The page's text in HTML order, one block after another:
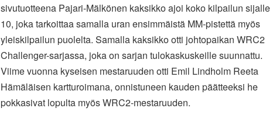
sivutuotteena Pajari-Mälkönen kaksikko ajoi koko kilpailun sijalle
10, joka tarkoittaa samalla uran ensimmäistä MM-pistettä myös
yleiskilpailun puolelta. Samalla kaksikko otti johtopaikan WRC2
Challenger-sarjassa, joka on sarjan tulokaskuskeille suunnattu.
Viime vuonna kyseisen mestaruuden otti Emil Lindholm Reeta
Hämäläisen kartturoimana, onnistuneen kauden päätteeksi he
pokkasivat lopulta myös WRC2-mestaruuden.